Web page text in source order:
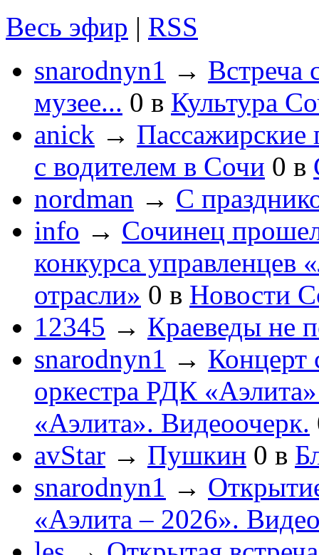
Весь эфир | RSS
snarodnyn1 → Встреча
музее... 0 в Культура
anick → Пассажирские
с водителем в Сочи 0 в
nordman → С
info → Сочинец
конкурса управленцев
отрасли» 0 в Новости
12345 → Краеведы не
snarodnyn1 → Концерт
оркестра РДК
«Аэлита». Видеоочерк.
avStar → Пушкин 0 в
snarodnyn1 →
«Аэлита – 2026».